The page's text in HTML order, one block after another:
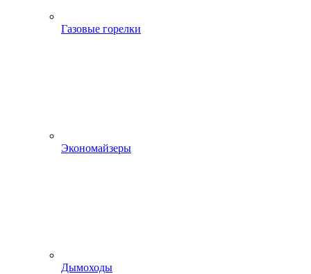
Газовые горелки
Экономайзеры
Дымоходы